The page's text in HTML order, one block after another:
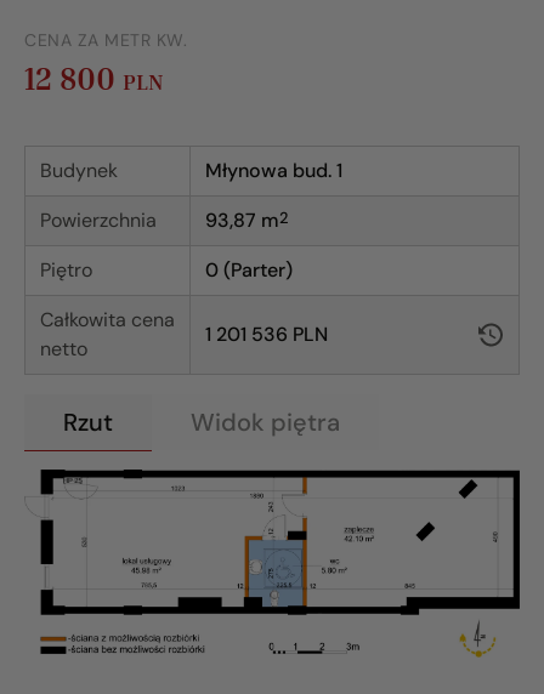
CENA ZA METR KW.
12 800 PLN
Budynek
Młynowa bud. 1
Powierzchnia
93,87 m2
Piętro
0 (Parter)
Całkowita cena
netto
1 201 536 PLN
Rzut Widok piętra